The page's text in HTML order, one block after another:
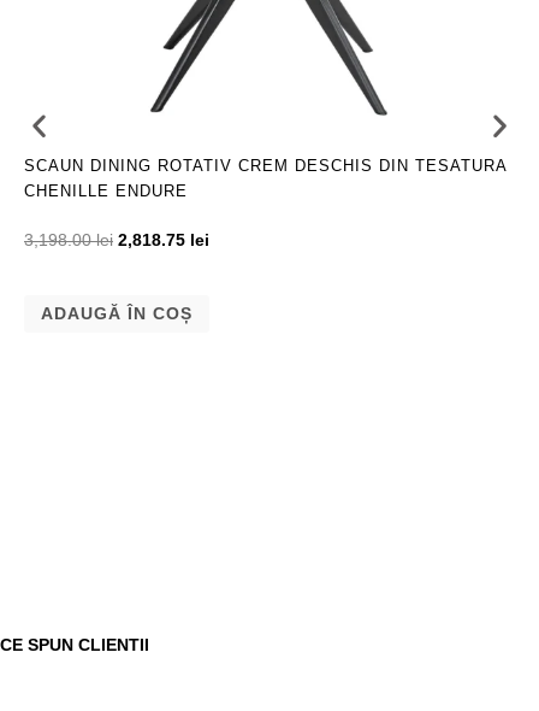
SCAUN DINING ROTATIV CREM DESCHIS DIN TESATURA
CHENILLE ENDURE
3,198.00lei 2,818.75 lei
ADAUGĂ ÎN COȘ
CE SPUN CLIENTII